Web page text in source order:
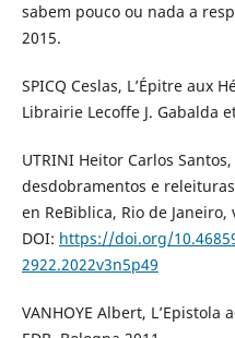
sabem pouco ou nada a
2015.
SPICQ Ceslas, L’Épitre aux
Librairie Lecoffe J. Gabalda
UTRINI Heitor Carlos
desdobramentos e
en ReBiblica, Rio de
DOI: https://doi.org/
2922.2022v3n5p49
VANHOYE Albert,